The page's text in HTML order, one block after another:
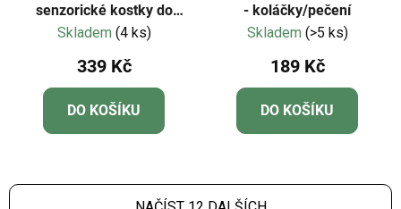
senzorické kostky do
vody-červená - Sammy-
Skladem (4 ks)
339 Kč
DO KOŠÍKU
- koláčky/pečení
Skladem (>5 ks)
189 Kč
DO KOŠÍKU